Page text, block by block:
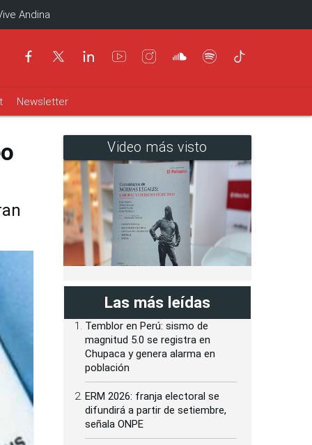
Andina
Newsletter
Video más visto
Las más leídas
Temblor en Perú: sismo de
magnitud 5.0 se registra en
Chupaca y genera alarma en
población
ERM 2026: franja electoral se
difundirá a partir de setiembre,
señala ONPE